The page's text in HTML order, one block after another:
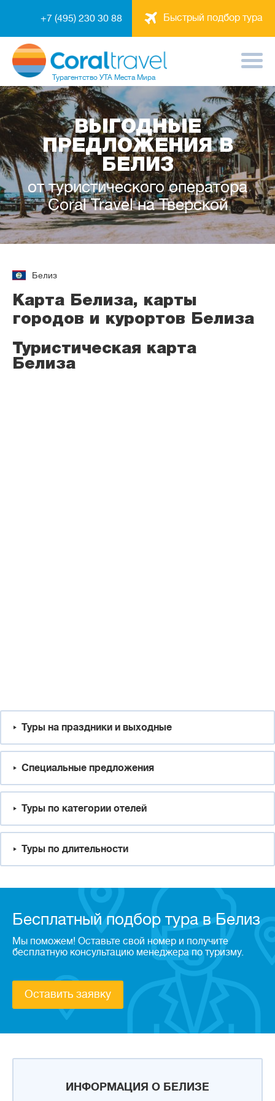
Быстрый подбор тура
+7 (495) 230 30 88
Турагентство УТА Места Мира
ВЫГОДНЫЕ
ПРЕДЛОЖЕНИЯ В
БЕЛИЗ
от туристического оператора
Coral Travel на Тверской
ИНФОРМАЦИЯ О БЕЛИЗЕ
Белиз
Карта Белиза, карты
городов и курортов Белиза
Туристическая карта
Белиза
Туры на праздники и выходные
Специальные предложения
Туры по категории отелей
Туры по длительности
Бесплатный подбор тура в Белиз
Мы поможем! Оставьте свой номер и получите
бесплатную консультацию менеджера по туризму.
Оставить заявку